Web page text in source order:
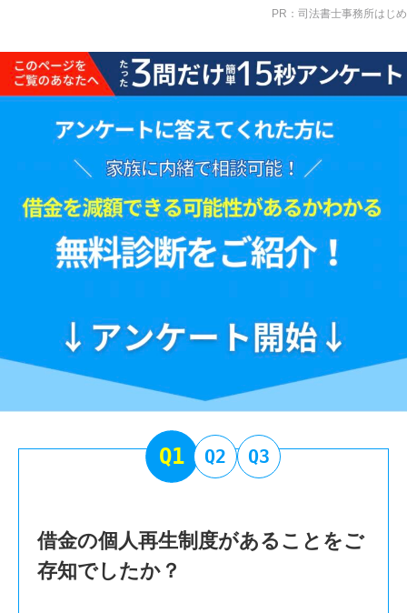
PR：司法書士事務所はじめ
Q1 Q2 Q3
借金の個人再生制度があることをご
存知でしたか？